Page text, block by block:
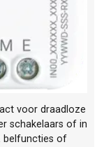
voor draadloze
schakelaars of in
belfuncties of